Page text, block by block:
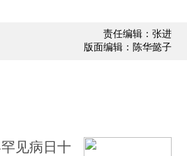
责任编辑：张进
版面编辑：陈华懿子
罕见病日十